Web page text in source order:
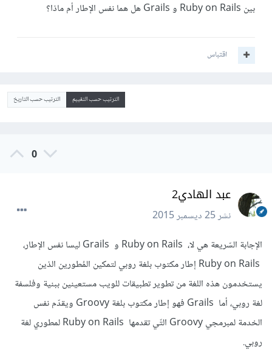
بين Ruby on Rails و Grails هل هما نفس الإطار أم ماذا؟
اقتباس
الترتيب حسب التقييم الترتيب حسب التاريخ
0
عبد الهادي2
نشر25 ديسمبر 2015
الإجابة السّريعة هي لا، Ruby on Rails و Grails ليسا نفس الإطار،
Ruby on Rails إطار مكتوب بلغة روبي لتمكين المُطورين الذين
يستخدمون هذه اللغة من تطوير تطبيقات للويب مستعينين ببنية وفلسفة
لغة روبي، أما Grails فهو إطار مكتوب بلغة Groovy ويقدّم نفس
الخدمة لمبرمجي Groovy التّي تقدمها Ruby on Rails لمطوري لغة
روبي.